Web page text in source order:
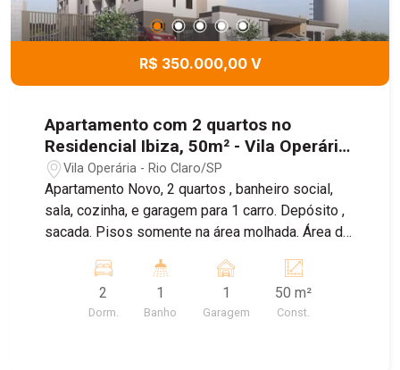
R$ 350.000,00 V
Apartamento com 2 quartos no
Residencial Ibiza, 50m² - Vila Operária,
Rio Claro/SP
Vila Operária - Rio Claro/SP
Apartamento Novo, 2 quartos , banheiro social,
sala, cozinha, e garagem para 1 carro. Depósito ,
sacada. Pisos somente na área molhada. Área de
espaço pets, salão de festas, playground.
2
Dorm.
1
Banho
1
Garagem
50 m²
Const.